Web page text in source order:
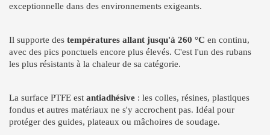
exceptionnelle dans des environnements exigeants.
Il supporte des températures allant jusqu'à 260 °C en continu,
avec des pics ponctuels encore plus élevés. C'est l'un des rubans
les plus résistants à la chaleur de sa catégorie.
La surface PTFE est antiadhésive : les colles, résines, plastiques
fondus et autres matériaux ne s'y accrochent pas. Idéal pour
protéger des guides, plateaux ou mâchoires de soudage.